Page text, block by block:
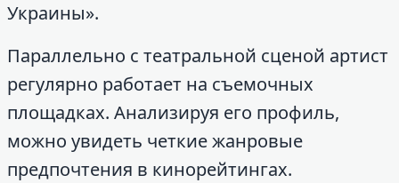
Украины».
Параллельно с театральной сценой артист
регулярно работает на съемочных
площадках. Анализируя его профиль,
можно увидеть четкие жанровые
предпочтения в кинорейтингах.